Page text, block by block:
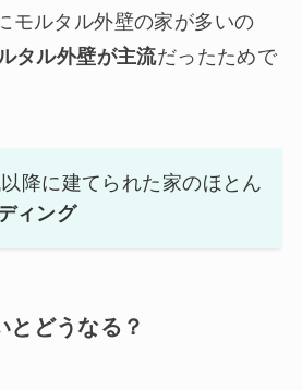
モルタル外壁の家が多いの
タル外壁が主流だったためで
降に建てられた家のほとん
ィング
とどうなる？